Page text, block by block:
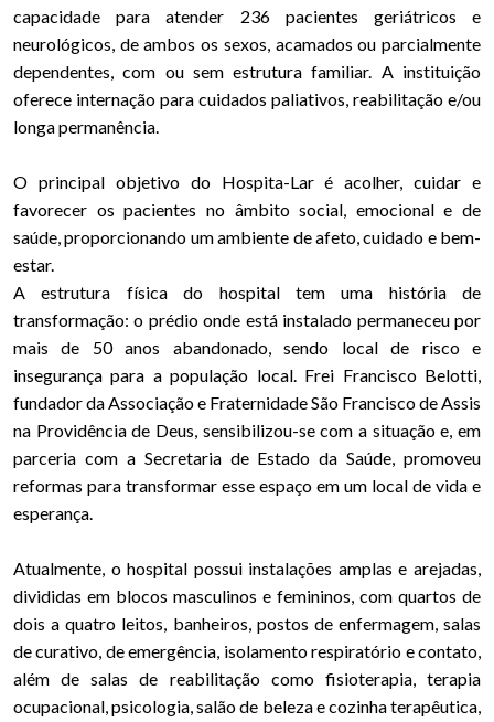
capacidade para atender 236 pacientes geriátricos e
neurológicos, de ambos os sexos, acamados ou parcialmente
dependentes, com ou sem estrutura familiar. A instituição
oferece internação para cuidados paliativos, reabilitação e/ou
longa permanência.
O principal objetivo do Hospita-Lar é acolher, cuidar e
favorecer os pacientes no âmbito social, emocional e de
saúde, proporcionando um ambiente de afeto, cuidado e bem-
estar.
A estrutura física do hospital tem uma história de
transformação: o prédio onde está instalado permaneceu por
mais de 50 anos abandonado, sendo local de risco e
insegurança para a população local. Frei Francisco Belotti,
fundador da Associação e Fraternidade São Francisco de Assis
na Providência de Deus, sensibilizou-se com a situação e, em
parceria com a Secretaria de Estado da Saúde, promoveu
reformas para transformar esse espaço em um local de vida e
esperança.
Atualmente, o hospital possui instalações amplas e arejadas,
divididas em blocos masculinos e femininos, com quartos de
dois a quatro leitos, banheiros, postos de enfermagem, salas
de curativo, de emergência, isolamento respiratório e contato,
além de salas de reabilitação como fisioterapia, terapia
ocupacional, psicologia, salão de beleza e cozinha terapêutica,